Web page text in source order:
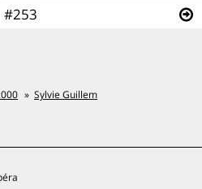
#253
Sylvie Guillem